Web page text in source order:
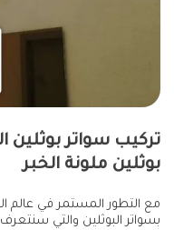
بوثلين ملونة الخبر
مع التطور المستمر في عالم
بسواتر البوثلين والتي سنتعرف